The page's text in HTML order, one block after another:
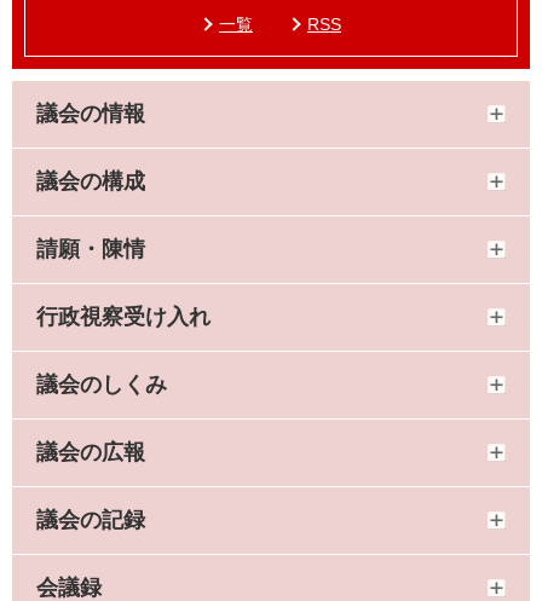
一覧 RSS
議会の情報
議会の構成
請願・陳情
行政視察受け入れ
議会のしくみ
議会の広報
議会の記録
会議録